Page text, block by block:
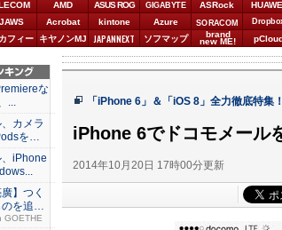
AMD ASUS ROG GIGABYTE ASRock
JAWS Acrobat kintone Azure SORACOM
フィー キヤノンMJ JAPANNEXT ソフマップ brand
new ME!
「iPhone 6」＆「iOS 8」全力徹底特集！
iPhone 6でドコモメール
2014年10月20日 17時00分更新
な
...
カメラ
を年
iPhone
廣】つく
を追求
GOETHE